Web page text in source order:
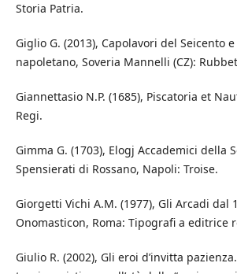
Storia Patria.
Giglio G. (2013), Capolavori del Seicento
napoletano, Soveria Mannelli (CZ):
Giannettasio N.P. (1685), Piscatoria et
Regi.
Gimma G. (1703), Elogj Accademici della
Spensierati di Rossano, Napoli: Troise.
Giorgetti Vichi A.M. (1977), Gli Arcadi dal
Onomasticon, Roma: Tipografi a editrice
Giulio R. (2002), Gli eroi d’invitta